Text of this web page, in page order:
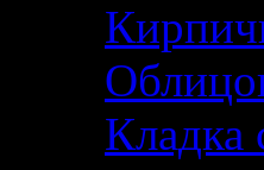
Кладка